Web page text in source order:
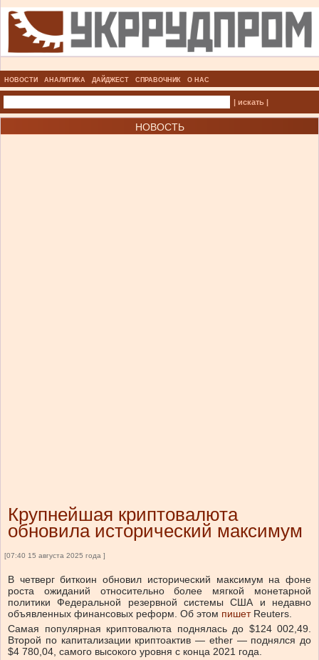
НОВОСТИ АНАЛИТИКА ДАЙДЖЕСТ СПРАВОЧНИК О НАС
| искать |
НОВОСТЬ
Крупнейшая криптовалюта
обновила исторический максимум
[07:40 15 августа 2025 года ]
В четверг биткоин обновил исторический максимум на фоне
роста ожиданий относительно более мягкой монетарной
политики Федеральной резервной системы США и недавно
объявленных финансовых реформ. Об этом пишетReuters.
Самая популярная криптовалюта поднялась до $124 002,49.
Второй по капитализации криптоактив — ether — поднялся до
$4 780,04, самого высокого уровня с конца 2021 года.